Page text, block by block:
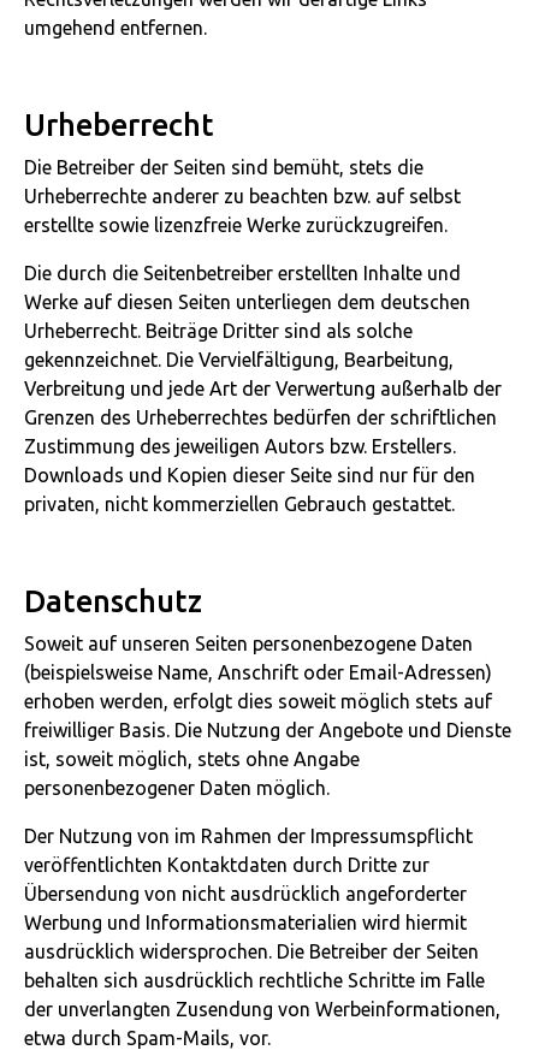
umgehend entfernen.
Urheberrecht
Die Betreiber der Seiten sind bemüht, stets die
Urheberrechte anderer zu beachten bzw. auf selbst
erstellte sowie lizenzfreie Werke zurückzugreifen.
Die durch die Seitenbetreiber erstellten Inhalte und
Werke auf diesen Seiten unterliegen dem deutschen
Urheberrecht. Beiträge Dritter sind als solche
gekennzeichnet. Die Vervielfältigung, Bearbeitung,
Verbreitung und jede Art der Verwertung außerhalb der
Grenzen des Urheberrechtes bedürfen der schriftlichen
Zustimmung des jeweiligen Autors bzw. Erstellers.
Downloads und Kopien dieser Seite sind nur für den
privaten, nicht kommerziellen Gebrauch gestattet.
Datenschutz
Soweit auf unseren Seiten personenbezogene Daten
(beispielsweise Name, Anschrift oder Email-Adressen)
erhoben werden, erfolgt dies soweit möglich stets auf
freiwilliger Basis. Die Nutzung der Angebote und Dienste
ist, soweit möglich, stets ohne Angabe
personenbezogener Daten möglich.
Der Nutzung von im Rahmen der Impressumspflicht
veröffentlichten Kontaktdaten durch Dritte zur
Übersendung von nicht ausdrücklich angeforderter
Werbung und Informationsmaterialien wird hiermit
ausdrücklich widersprochen. Die Betreiber der Seiten
behalten sich ausdrücklich rechtliche Schritte im Falle
der unverlangten Zusendung von Werbeinformationen,
etwa durch Spam-Mails, vor.